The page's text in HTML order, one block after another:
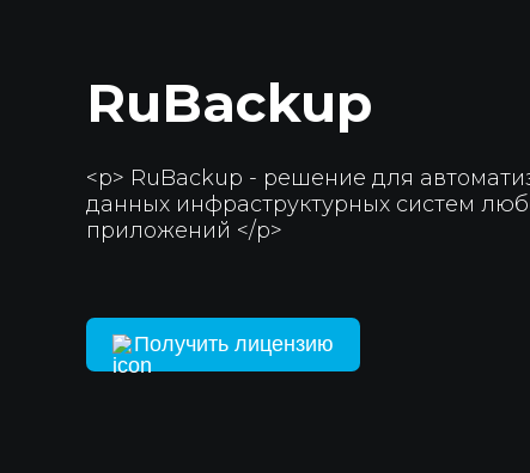
RuBackup
<p> RuBackup - решение для
данных инфраструктурных систем
приложений </p>
Получить лицензию